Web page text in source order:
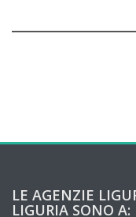
LE AGENZIE
LIGURIA SONO A: